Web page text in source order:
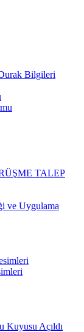
Bilgileri
TALEP
ve Uygulama
Kuyusu Açıldı